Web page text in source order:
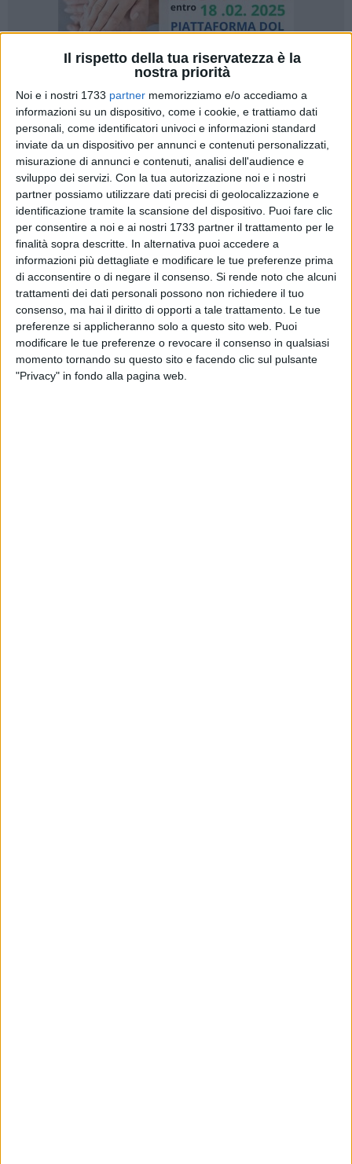
Il rispetto della tua riservatezza è la
nostra priorità
Noi e i nostri 1733 partner memorizziamo e/o accediamo a
informazioni su un dispositivo, come i cookie, e trattiamo dati
personali, come identificatori univoci e informazioni standard
inviate da un dispositivo per annunci e contenuti personalizzati,
misurazione di annunci e contenuti, analisi dell'audience e
sviluppo dei servizi. Con la tua autorizzazione noi e i nostri
partner possiamo utilizzare dati precisi di geolocalizzazione e
identificazione tramite la scansione del dispositivo. Puoi fare clic
per consentire a noi e ai nostri 1733 partner il trattamento per le
finalità sopra descritte. In alternativa puoi accedere a
informazioni più dettagliate e modificare le tue preferenze prima
di acconsentire o di negare il consenso. Si rende noto che alcuni
trattamenti dei dati personali possono non richiedere il tuo
consenso, ma hai il diritto di opporti a tale trattamento. Le tue
preferenze si applicheranno solo a questo sito web. Puoi
modificare le tue preferenze o revocare il consenso in qualsiasi
momento tornando su questo sito e facendo clic sul pulsante
"Privacy" in fondo alla pagina web.
198
Torna anche quest'anno a Bisceglie ilTeatro nazionale dei
burattini di Alessio Sasso, giovane biscegliese che gira tutto
il paese con le sue marionette, intrattenendo i bambini con le
loro fantastiche avventure.
Il teatro sarà posizionato in piazza Vittorio Emanuele dal
luglio all'8 agosto . Tre gli spettacoli giornalieri (19:30, 20:30
e 21:30) che per tutta la permanenza del teatro a Bisceglie
saranno diversi, per la gioia dei bambini e anche degli adulti
che da sempre restano affascinati da questi spettacoli.